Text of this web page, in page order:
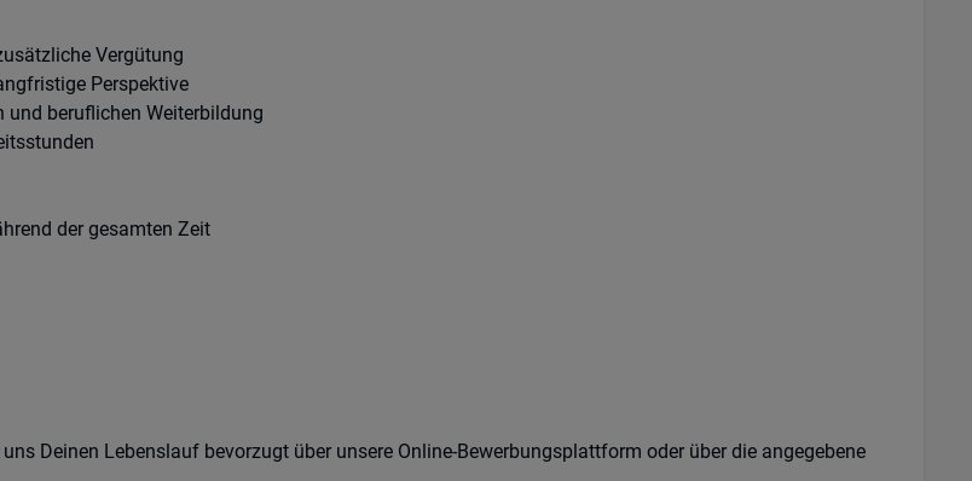
Vergütung
Perspektive
und beruflichen Weiterbildung
der gesamten Zeit
Deinen Lebenslauf bevorzugt über unsere Online-Bewerbungsplattform oder über die angegebene